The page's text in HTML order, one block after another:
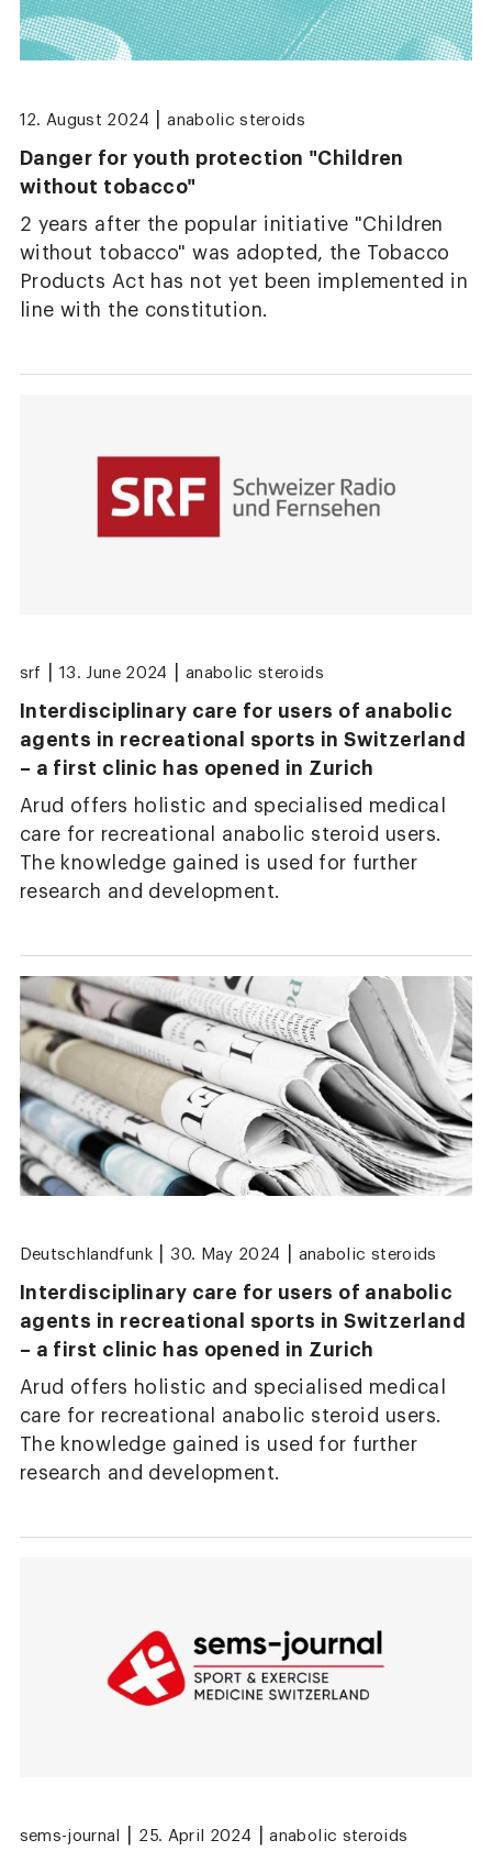
12. August 2024 anabolic steroids
Danger for youth protection "Children
without tobacco"
2 years after the popular initiative "Children
without tobacco" was adopted, the Tobacco
Products Act has not yet been implemented in
line with the constitution.
srf 13. June 2024 anabolic steroids
Interdisciplinary care for users of anabolic
agents in recreational sports in Switzerland
– a first clinic has opened in Zurich
Arud offers holistic and specialised medical
care for recreational anabolic steroid users.
The knowledge gained is used for further
research and development.
Deutschlandfunk 30. May 2024 anabolic steroids
Interdisciplinary care for users of anabolic
agents in recreational sports in Switzerland
– a first clinic has opened in Zurich
Arud offers holistic and specialised medical
care for recreational anabolic steroid users.
The knowledge gained is used for further
research and development.
sems-journal 25. April 2024 anabolic steroids